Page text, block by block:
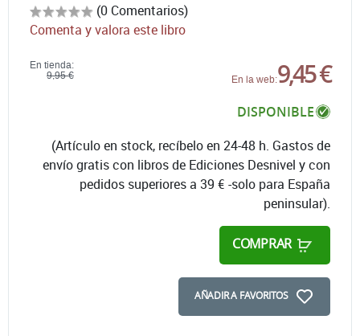
(0 Comentarios)
Comenta y valora este libro
En tienda:
9,95 €
En la web:9,45 €
DISPONIBLE
(Artículo en stock, recíbelo en 24-48 h. Gastos de
envío gratis con libros de Ediciones Desnivel y con
pedidos superiores a 39 € -solo para España
peninsular).
COMPRAR
AÑADIR A FAVORITOS